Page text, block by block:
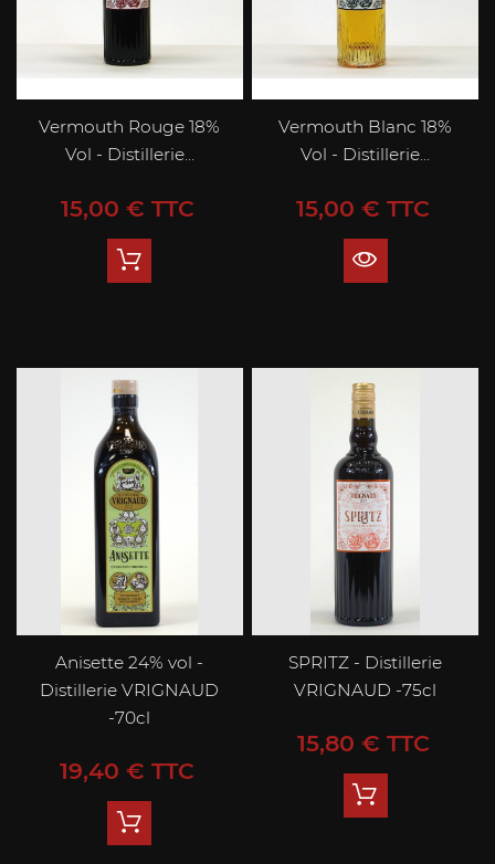
Vermouth Rouge 18%
Vol - Distillerie...
Prix
15,00 € TTC
Vermouth Blanc 18%
Vol - Distillerie...
Prix
15,00 € TTC
Anisette 24% vol -
Distillerie VRIGNAUD
-70cl
Prix
19,40 € TTC
SPRITZ - Distillerie
VRIGNAUD -75cl
Prix
15,80 € TTC